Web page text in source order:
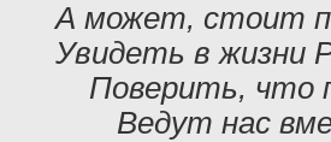
А может, стоит
Увидеть в жизни
Поверить, что
Ведут нас